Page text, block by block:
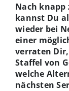
Nach knapp
kannst Du
wieder bei
einer
verraten
Staffel von
welche
nächsten